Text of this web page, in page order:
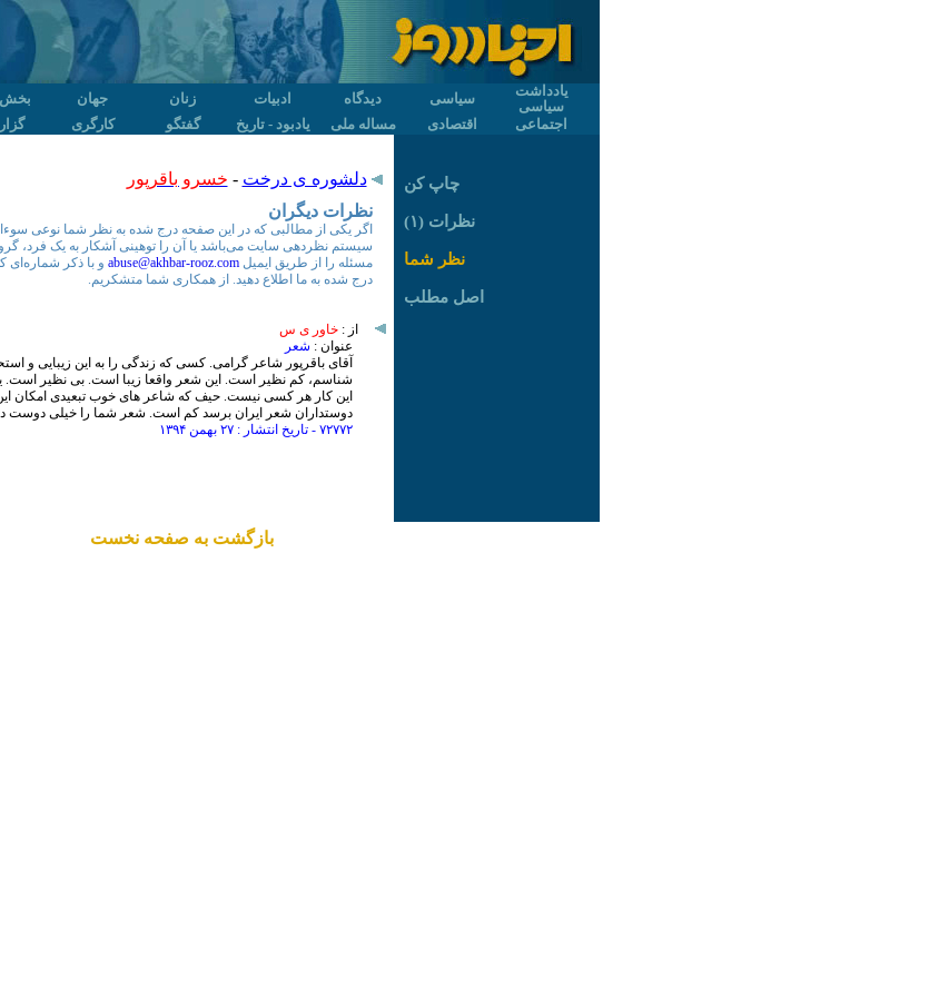
یادداشت
سیاسی
سیاسی دیدگاه ادبیات زنان جهان بخش
اجتماعی
اقتصادی مساله ملی یادبود - تاریخ گفتگو کارگری
دلشوره ی درخت - خسرو باقرپور
نظرات دیگران
اگر یکی از مطالبی که در این صفحه درج شده به نظر شما نوعی
سیستم نظردهی سایت می‌باشد یا آن را توهینی آشکار به یک فرد،
مسئله را از طریق ایمیلabuse@akhbar-rooz.com و با ذکر شماره‌ای
درج شده به ما اطلاع دهید. از همکاری شما متشکریم.
از :خاور ی س
عنوان : شعر
آقای باقرپور شاعر گرامی. کسی که زندگی را به این زیبایی و
شناسم، کم نظیر است. این شعر واقعا زیبا است. بی نظیر
این کار هر کسی نیست. حیف که شاعر های خوب تبعیدی امکان
دوستداران شعر ایران برسد کم است. شعر شما را خیلی دوست
۷۲۷۷۲ - تاریخ انتشار : ۲۷ بهمن ۱٣۹۴
چاپ کن
نظرات (۱)
نظر شما
اصل مطلب
بازگشت به صفحه نخست